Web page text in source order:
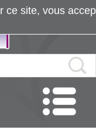
ce site, vous